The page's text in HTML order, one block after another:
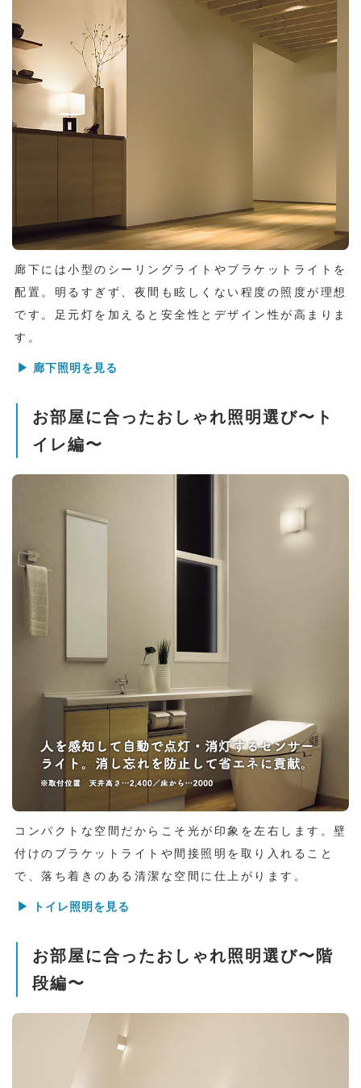
廊下には小型のシーリングライトやブラケットライトを
配置。明るすぎず、夜間も眩しくない程度の照度が理想
です。足元灯を加えると安全性とデザイン性が高まりま
す。
▶ 廊下照明を見る
お部屋に合ったおしゃれ照明選び〜ト
イレ編〜
コンパクトな空間だからこそ光が印象を左右します。壁
付けのブラケットライトや間接照明を取り入れること
で、落ち着きのある清潔な空間に仕上がります。
▶ トイレ照明を見る
お部屋に合ったおしゃれ照明選び〜階
段編〜